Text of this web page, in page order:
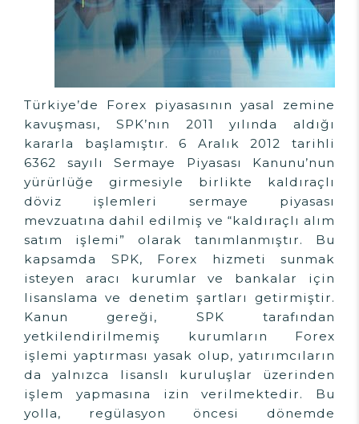
Türkiye’de Forex piyasasının yasal zemine
kavuşması, SPK’nın 2011 yılında aldığı
kararla başlamıştır. 6 Aralık 2012 tarihli
6362 sayılı Sermaye Piyasası Kanunu’nun
yürürlüğe girmesiyle birlikte kaldıraçlı
döviz işlemleri sermaye piyasası
mevzuatına dahil edilmiş ve “kaldıraçlı alım
satım işlemi” olarak tanımlanmıştır. Bu
kapsamda SPK, Forex hizmeti sunmak
isteyen aracı kurumlar ve bankalar için
lisanslama ve denetim şartları getirmiştir.
Kanun gereği, SPK tarafından
yetkilendirilmemiş kurumların Forex
işlemi yaptırması yasak olup, yatırımcıların
da yalnızca lisanslı kuruluşlar üzerinden
işlem yapmasına izin verilmektedir. Bu
yolla, regülasyon öncesi dönemde